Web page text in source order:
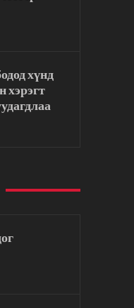
хүнд
хэрэгт